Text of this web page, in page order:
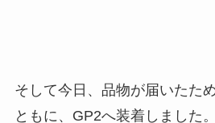
そして今日、品物が届いたた
ともに、GP2へ装着しました。